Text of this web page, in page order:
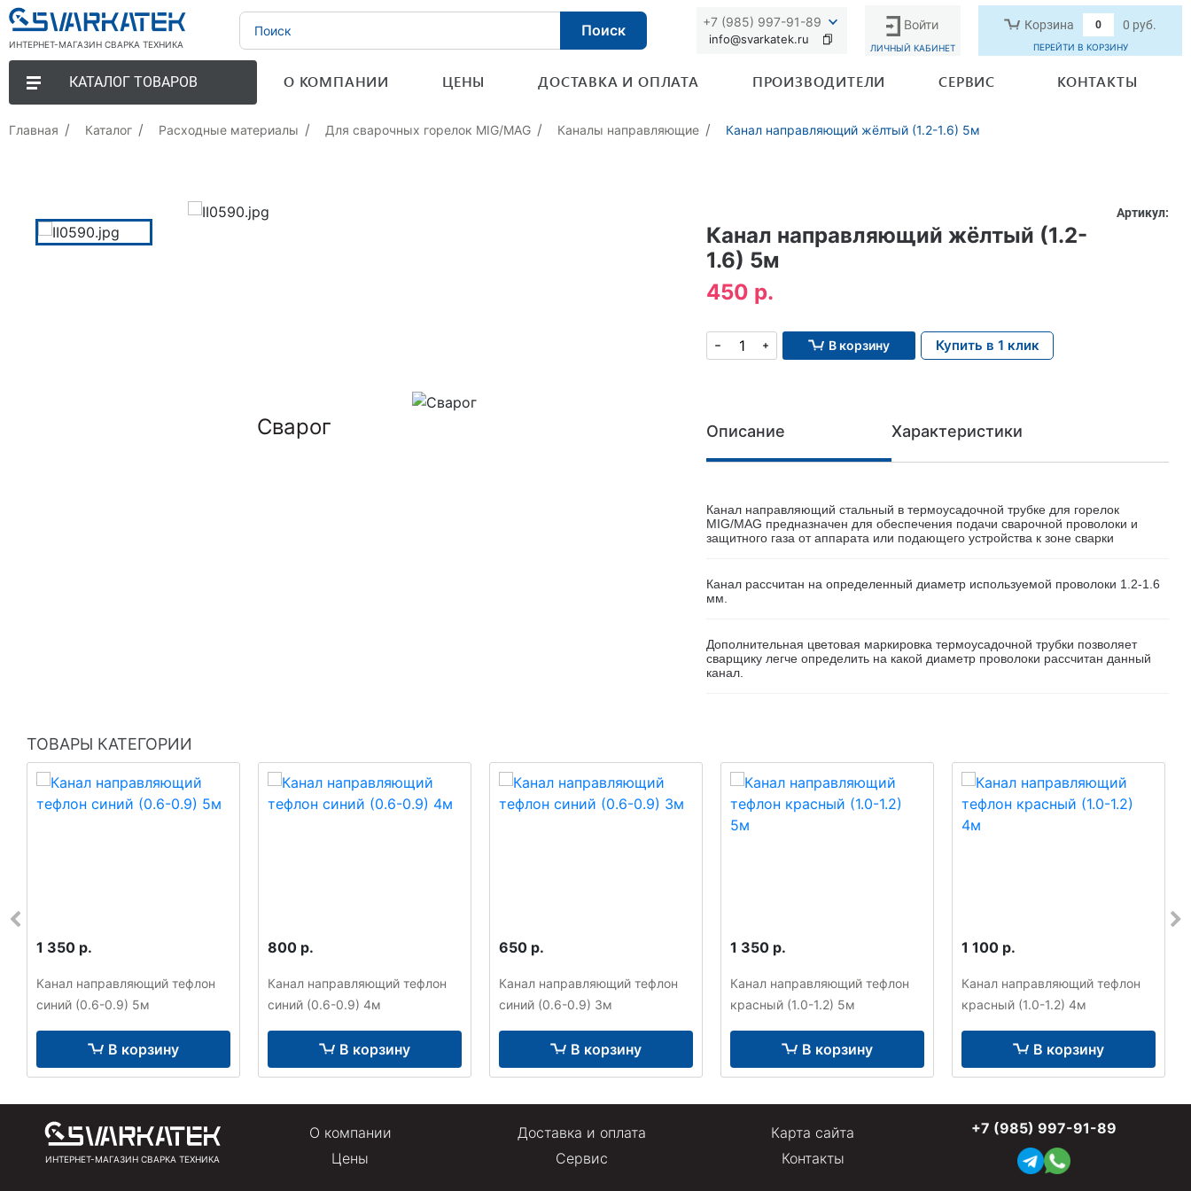
ИНТЕРНЕТ-МАГАЗИН СВАРКА ТЕХНИКА
Поиск +7 (985) 997-91-89
info@svarkatek.ru
Войти
ЛИЧНЫЙ КАБИНЕТ
Корзина 0 0 руб.
ПЕРЕЙТИ В КОРЗИНУ
КАТАЛОГ ТОВАРОВ О КОМПАНИИ ЦЕНЫ ДОСТАВКА И ОПЛАТА ПРОИЗВОДИТЕЛИ СЕРВИС КОНТАКТЫ
Главная Каталог Расходные материалы Для сварочных горелок MIG/MAG Каналы направляющие Канал направляющий жёлтый (1.2-1.6) 5м
Сварог
Канал направляющий жёлтый (1.2-
1.6) 5м
Артикул:
450 р.
В корзину Купить в 1 клик
Описание Характеристики
Канал направляющий стальный в термоусадочной трубке для горелок
MIG/MAG предназначен для обеспечения подачи сварочной проволоки и
защитного газа от аппарата или подающего устройства к зоне сварки
Канал рассчитан на определенный диаметр используемой проволоки 1.2-1.6
мм.
Дополнительная цветовая маркировка термоусадочной трубки позволяет
сварщику легче определить на какой диаметр проволоки рассчитан данный
канал.
ТОВАРЫ КАТЕГОРИИ
1 350 р.
Канал направляющий тефлон
синий (0.6-0.9) 5м
В корзину
800 р.
Канал направляющий тефлон
синий (0.6-0.9) 4м
В корзину
650 р.
Канал направляющий тефлон
синий (0.6-0.9) 3м
В корзину
1 350 р.
Канал направляющий тефлон
красный (1.0-1.2) 5м
В корзину
1 100 р.
Канал направляющий тефлон
красный (1.0-1.2) 4м
В корзину
ИНТЕРНЕТ-МАГАЗИН СВАРКА ТЕХНИКА
О компании
Цены
Доставка и оплата
Сервис
Карта сайта
Контакты
+7 (985) 997-91-89